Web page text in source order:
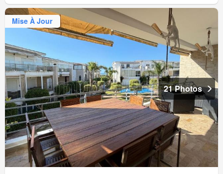
Mise À Jour
21 Photos